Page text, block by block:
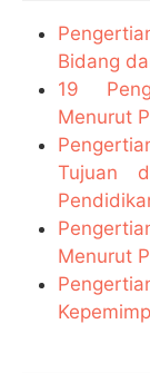
Bidang
19
Menurut
Tujuan
Menurut